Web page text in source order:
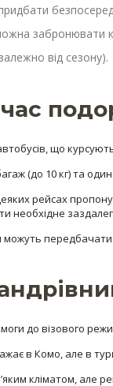
забронювати
від сезону).
що
(до 10 кг) та
рейсах
необхідне
передбачати
до візового
в Комо, але в
кліматом, але